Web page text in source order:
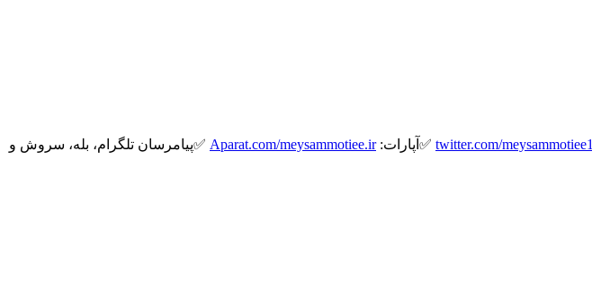
twitter.com/meysammotiee1 ✅آپارات:Aparat.com/meysammotiee.ir ✅پیامرسان تلگرام، بله، سروش و